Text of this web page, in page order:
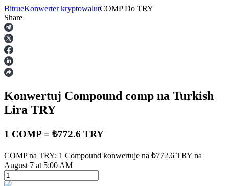
Kontrakty terminowe
Kontrakty terminowe na USDT
Kontrakty futures wykorzystujące USDT jako zabezpieczenie
BitrueKonwerter kryptowalutCOMP Do TRY
Share
Konwertuj Compound comp na Turkish
Lira TRY
1 COMP = ₺772.6 TRY
COMP na TRY: 1 Compound konwertuje na ₺772.6 TRY na
August 7 at 5:00 AM